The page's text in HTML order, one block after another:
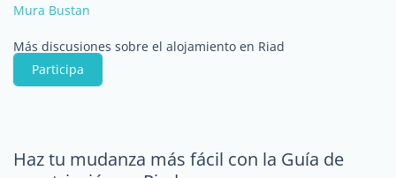
Mura Bustan
Más discusiones sobre el alojamiento en Riad
Participa
Haz tu mudanza más fácil con la Guía de